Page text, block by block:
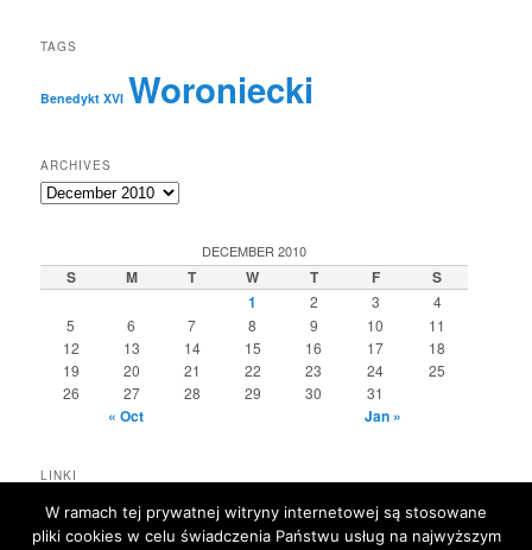
TAGS
Benedykt XVI Woroniecki
ARCHIVES
Archives
DECEMBER 2010
S M T W T F
S
1
2 3
4
5
6 7 8 9 10
11
12
13 14 15 16 17
18
19
20 21 22 23 24
25
26
27 28 29 30 31
« Oct Jan »
LINKI
eKAI
L'Osservatore Romano
W ramach tej prywatnej witryny internetowej są stosowane
pliki cookies w celu świadczenia Państwu usług na najwyższym